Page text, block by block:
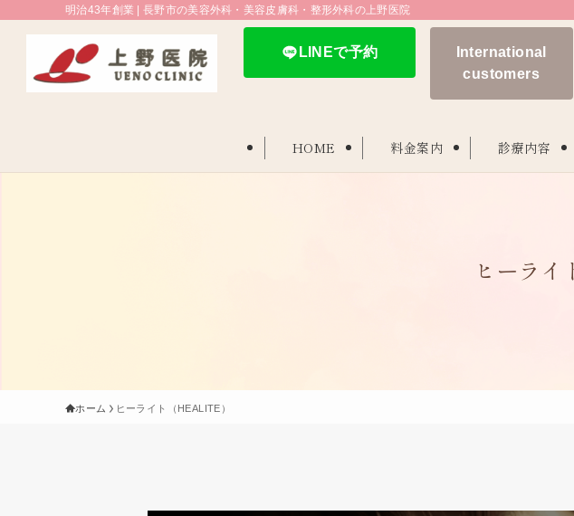
明治43年創業 | 長野市の美容外科・美容皮膚科・整形外科の上野医院
HOME 料金案内 診療内容
LINEで予約
International
customers
ヒーラ
ホーム ヒーライト（HEALITE）